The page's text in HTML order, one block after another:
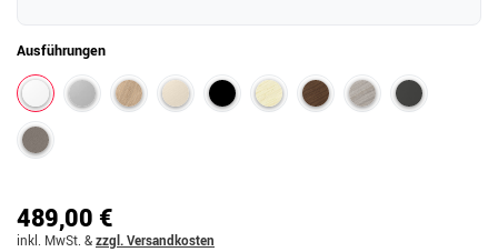
Ausführungen
489,00 €
inkl. MwSt. &zzgl. Versandkosten